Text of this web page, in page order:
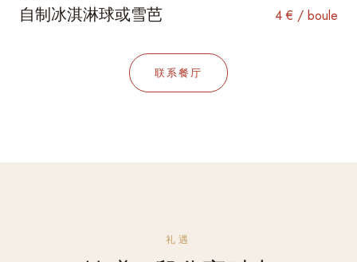
自制冰淇淋球或雪芭 4 € / boule
联系餐厅
礼遇